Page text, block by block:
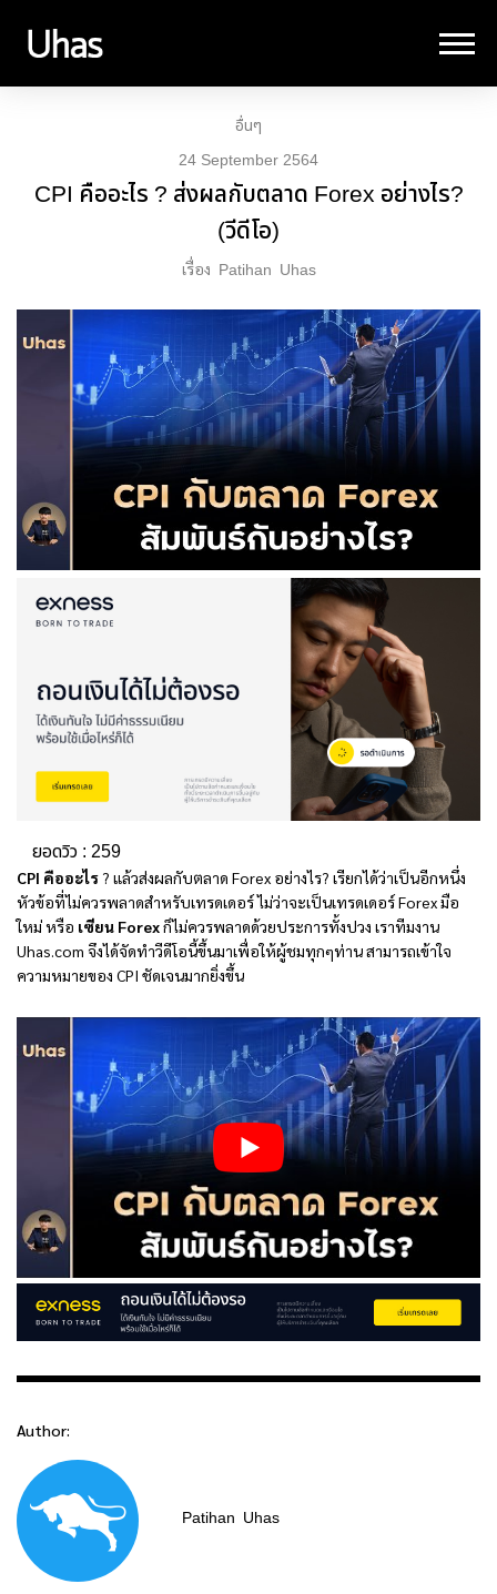
อื่นๆ
24 September 2564
CPI คืออะไร ? ส่งผลกับตลาด Forex อย่างไร?
(วีดีโอ)
เรื่อง Patihan Uhas
ยอดวิว : 259
CPI คืออะไร ? แล้วส่งผลกับตลาด Forex อย่างไร? เรียกได้ว่าเป็นอีกหนึ่ง
หัวข้อที่ไม่ควรพลาดสำหรับเทรดเดอร์ ไม่ว่าจะเป็นเทรดเดอร์ Forex มือ
ใหม่ หรือ เซียน Forexก็ไม่ควรพลาดด้วยประการทั้งปวง เราทีมงาน
Uhas.com จึงได้จัดทำวีดีโอนี้ขึ้นมาเพื่อให้ผู้ชมทุกๆท่าน สามารถเข้าใจ
ความหมายของ CPI ชัดเจนมากยิ่งขึ้น
Author:
Patihan Uhas